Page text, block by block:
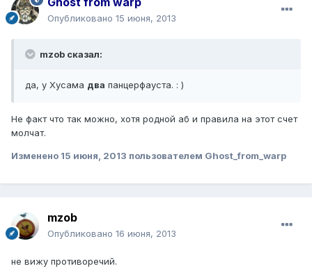
Опубликовано 15 июня, 2013
mzob сказал:
да, у Хусама два панцерфауста. : )
Не факт что так можно, хотя родной аб и правила на этот счет
молчат.
Изменено 15 июня, 2013 пользователем Ghost_from_warp
mzob
Опубликовано 16 июня, 2013
не вижу противоречий.